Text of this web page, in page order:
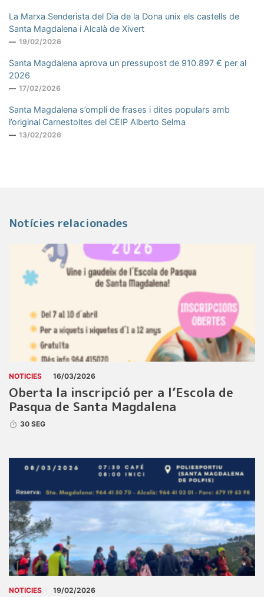
La Marxa Senderista del Dia de la Dona unix els castells de
Santa Magdalena i Alcalà de Xivert
19/02/2026
Santa Magdalena aprova un pressupost de 910.897 € per al
2026
17/02/2026
Santa Magdalena s’ompli de frases i dites populars amb
l’original Carnestoltes del CEIP Alberto Selma
13/02/2026
Notícies relacionades
NOTICIES 16/03/2026
Oberta la inscripció per a l’Escola de
Pasqua de Santa Magdalena
30 SEG
NOTICIES 19/02/2026